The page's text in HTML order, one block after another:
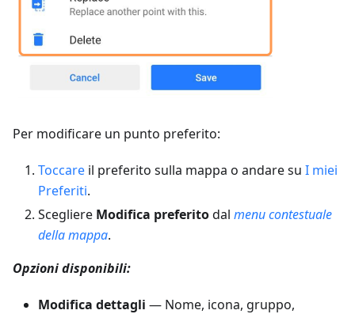
Per modificare un punto preferito:
Toccare il preferito sulla mappa o andare su I miei
Preferiti.
Scegliere Modifica preferitodal menu contestuale
della mappa.
Opzioni disponibili:
Modifica dettagli — Nome, icona, gruppo,